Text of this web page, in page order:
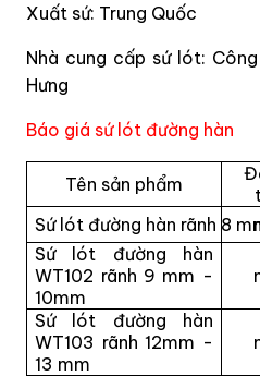
Xuất sứ: Trung Quốc
Nhà cung cấp sứ lót:
Hưng
Báo giá sứ lót đường hàn
Tên sản phẩm
Sứ lót đường hàn rãnh 8
Sứ lót đường hàn
WT102 rãnh 9 mm -
10mm
Sứ lót đường hàn
WT103 rãnh 12mm -
13 mm